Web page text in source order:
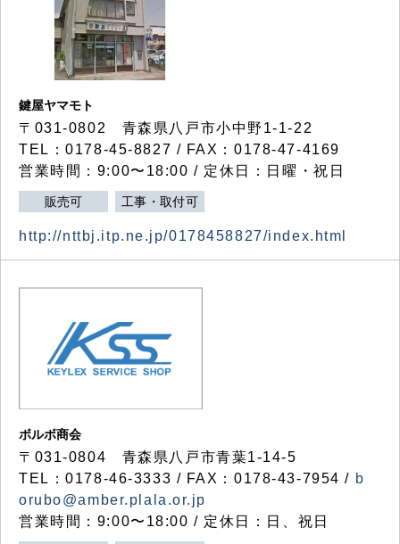
鍵屋ヤマモト
〒031-0802 青森県八戸市小中野1-1-22
TEL：0178-45-8827 / FAX：0178-47-4169
営業時間：9:00〜18:00 / 定休日：日曜・祝日
販売可 工事・取付可
http://nttbj.itp.ne.jp/0178458827/index.html
ボルボ商会
〒031-0804 青森県八戸市青葉1-14-5
TEL：0178-46-3333 / FAX：0178-43-7954 / b
orubo@amber.plala.or.jp
営業時間：9:00〜18:00 / 定休日：日、祝日